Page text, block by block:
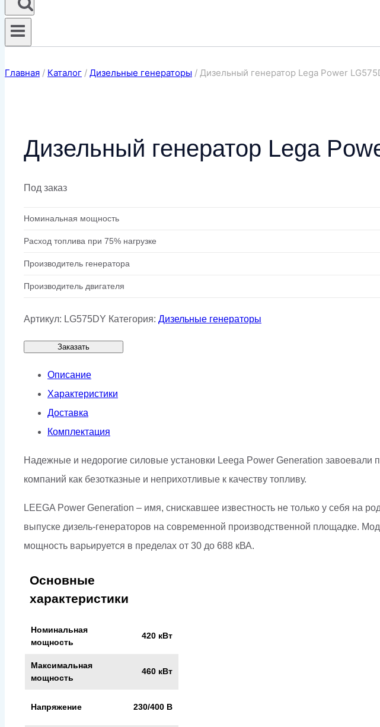
Главная / Каталог / Дизельные генераторы / Дизельный генератор Lega Power
Дизельный генератор Lega
Под заказ
Номинальная мощность
Расход топлива при 75% нагрузке
Производитель генератора
Производитель двигателя
Артикул: LG575DY Категория: Дизельные генераторы
Заказать
Описание
Характеристики
Доставка
Комплектация
Надежные и недорогие силовые установки Leega Power Generation
компаний как безотказные и неприхотливые к качеству топливу.
LEEGA Power Generation – имя, снискавшее известность не только у себя на
выпуске дизель-генераторов на современной производственной площадке.
мощность варьируется в пределах от 30 до 688 кВА.
Основные
характеристики
Номинальная
мощность
420 кВт
Максимальная
мощность
460 кВт
Напряжение 230/400 В